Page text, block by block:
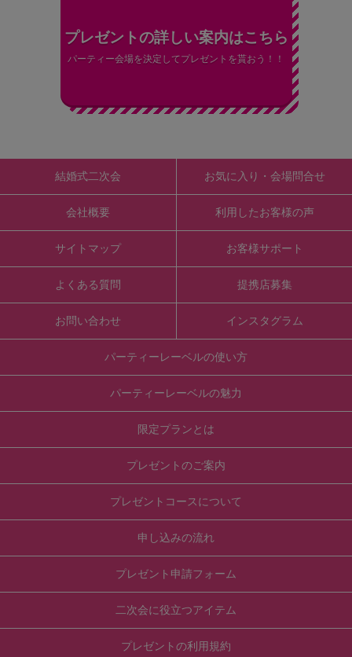
プレゼントの詳しい案内はこちら
パーティー会場を決定してプレゼントを貰おう！！
結婚式二次会
会社概要
サイトマップ
よくある質問
お問い合わせ
お気に入り・会場問合せ
利用したお客様の声
お客様サポート
提携店募集
インスタグラム
パーティーレーベルの使い方
パーティーレーベルの魅力
限定プランとは
プレゼントのご案内
プレゼントコースについて
申し込みの流れ
プレゼント申請フォーム
二次会に役立つアイテム
プレゼントの利用規約